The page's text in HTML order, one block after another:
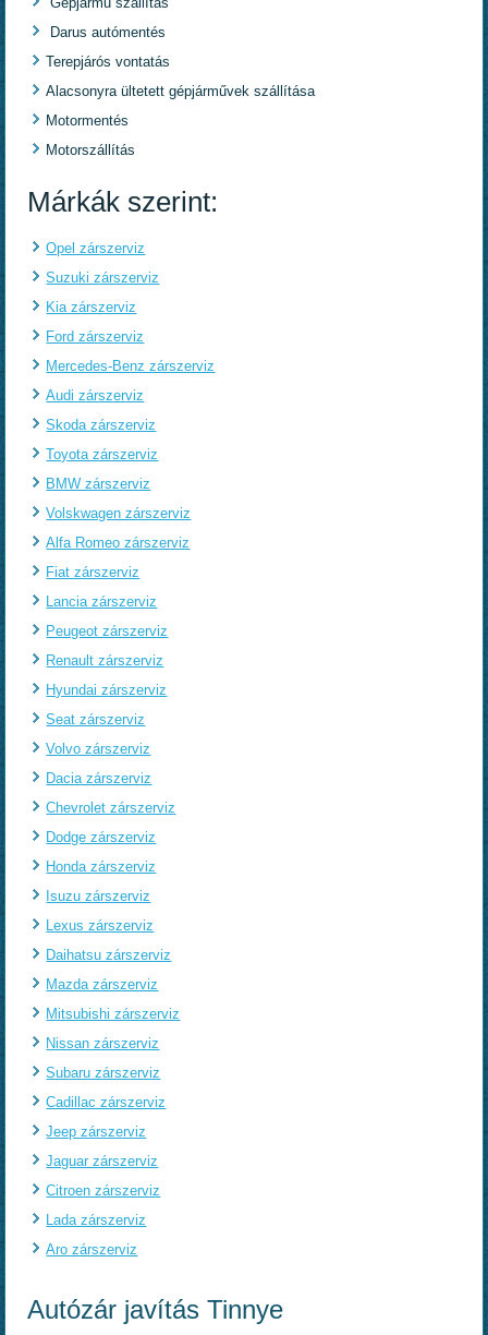
Darus autómentés
Terepjárós vontatás
Alacsonyra ültetett gépjárművek szállítása
Motormentés
Motorszállítás
Márkák szerint:
Opel zárszerviz
Suzuki zárszerviz
Kia zárszerviz
Ford zárszerviz
Mercedes-Benz zárszerviz
Audi zárszerviz
Skoda zárszerviz
Toyota zárszerviz
BMW zárszerviz
Volskwagen zárszerviz
Alfa Romeo zárszerviz
Fiat zárszerviz
Lancia zárszerviz
Peugeot zárszerviz
Renault zárszerviz
Hyundai zárszerviz
Seat zárszerviz
Volvo zárszerviz
Dacia zárszerviz
Chevrolet zárszerviz
Dodge zárszerviz
Honda zárszerviz
Isuzu zárszerviz
Lexus zárszerviz
Daihatsu zárszerviz
Mazda zárszerviz
Mitsubishi zárszerviz
Nissan zárszerviz
Subaru zárszerviz
Cadillac zárszerviz
Jeep zárszerviz
Jaguar zárszerviz
Citroen zárszerviz
Lada zárszerviz
Aro zárszerviz
Autózár javítás Tinnye